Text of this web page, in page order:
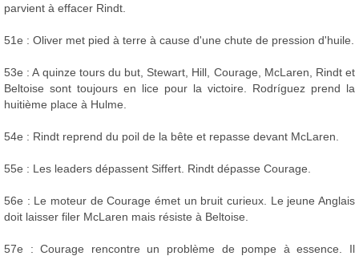
parvient à effacer Rindt.
51e : Oliver met pied à terre à cause d'une chute de pression d'huile.
53e : A quinze tours du but, Stewart, Hill, Courage, McLaren, Rindt et
Beltoise sont toujours en lice pour la victoire. Rodríguez prend la
huitième place à Hulme.
54e : Rindt reprend du poil de la bête et repasse devant McLaren.
55e : Les leaders dépassent Siffert. Rindt dépasse Courage.
56e : Le moteur de Courage émet un bruit curieux. Le jeune Anglais
doit laisser filer McLaren mais résiste à Beltoise.
57e : Courage rencontre un problème de pompe à essence. Il